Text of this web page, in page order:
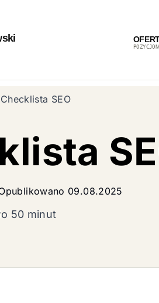
Checklista SEO
09.08.2025
50 minut